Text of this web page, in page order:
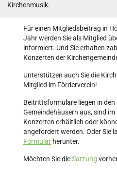
Kirchenmusik.
Für einen Mitgliedsbeitrag in
Jahr werden Sie als Mitglied
informiert. Und Sie erhalten
Konzerten der
Unterstützen auch Sie die
Mitglied im Förderverein!
Beitrittsformulare liegen in den
Gemeindehäusern aus, sind
Konzerten erhältlich oder
angefordert werden. Oder Sie
Formular herunter.
Möchten Sie dieSatzung